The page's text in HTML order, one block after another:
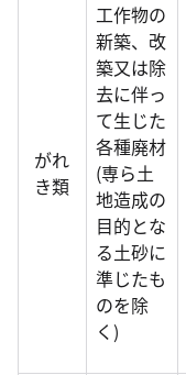
がれ
き類
工作物の
新築、改
築又は除
去に伴っ
て生じた
各種廃材
(専ら土
地造成の
目的とな
る土砂に
準じたも
のを除
く)